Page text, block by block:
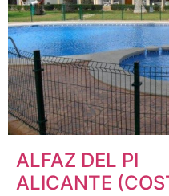
ALFAZ DEL PI
ALICANTE